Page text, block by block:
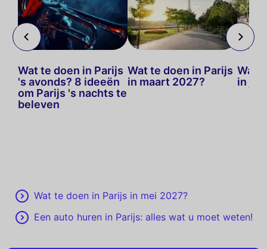
Wat te doen in Parijs
's avonds? 8 ideeën
om Parijs 's nachts te
beleven
Wat te doen in Parijs
in maart 2027?
Wat
in
Wat te doen in Parijs in mei 2027?
Een auto huren in Parijs: alles wat u moet weten!